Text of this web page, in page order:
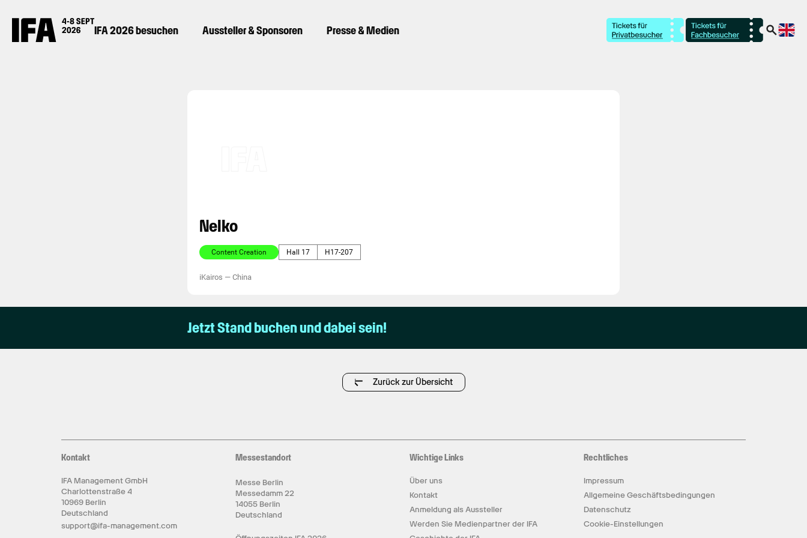
IFA 2026 besuchen Aussteller & Sponsoren Presse & Medien
Nelko
Content Creation Hall 17 H17-207
iKairos — China
Jetzt Stand buchen und dabei sein!
Zurück zur Übersicht
Kontakt
IFA Management GmbH
Charlottenstraße 4
10969 Berlin
Deutschland
support@ifa-management.com
Messestandort
Messe Berlin
Messedamm 22
14055 Berlin
Deutschland
Wichtige Links
Über uns
Kontakt
Anmeldung als Aussteller
Werden Sie Medienpartner der IFA
Rechtliches
Impressum
Allgemeine Geschäftsbedingungen
Datenschutz
Cookie-Einstellungen